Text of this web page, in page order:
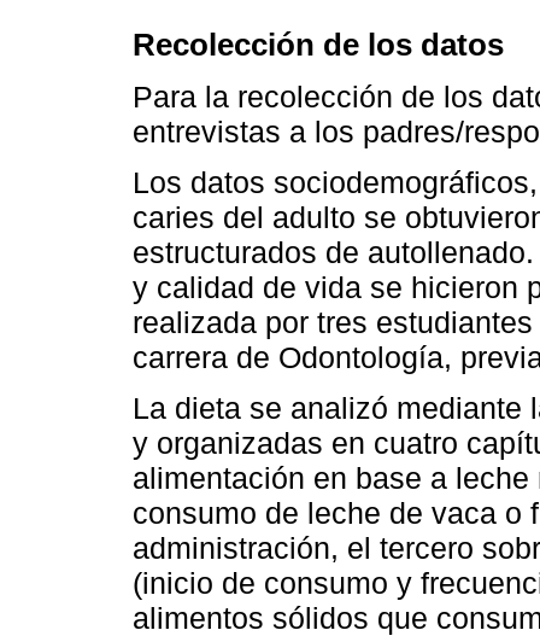
Recolección de los datos
Para la recolección de los
entrevistas a los padres/
Los datos
caries del adulto se
estructurados de
y calidad de vida se hicieron
realizada por tres
carrera de Odontología,
La dieta se analizó mediante
y organizadas en cuatro
alimentación en base a
consumo de leche de vaca o
administración, el tercero
(inicio de consumo y
alimentos sólidos que